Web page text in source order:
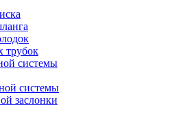
трубок
системы
системы
заслонки